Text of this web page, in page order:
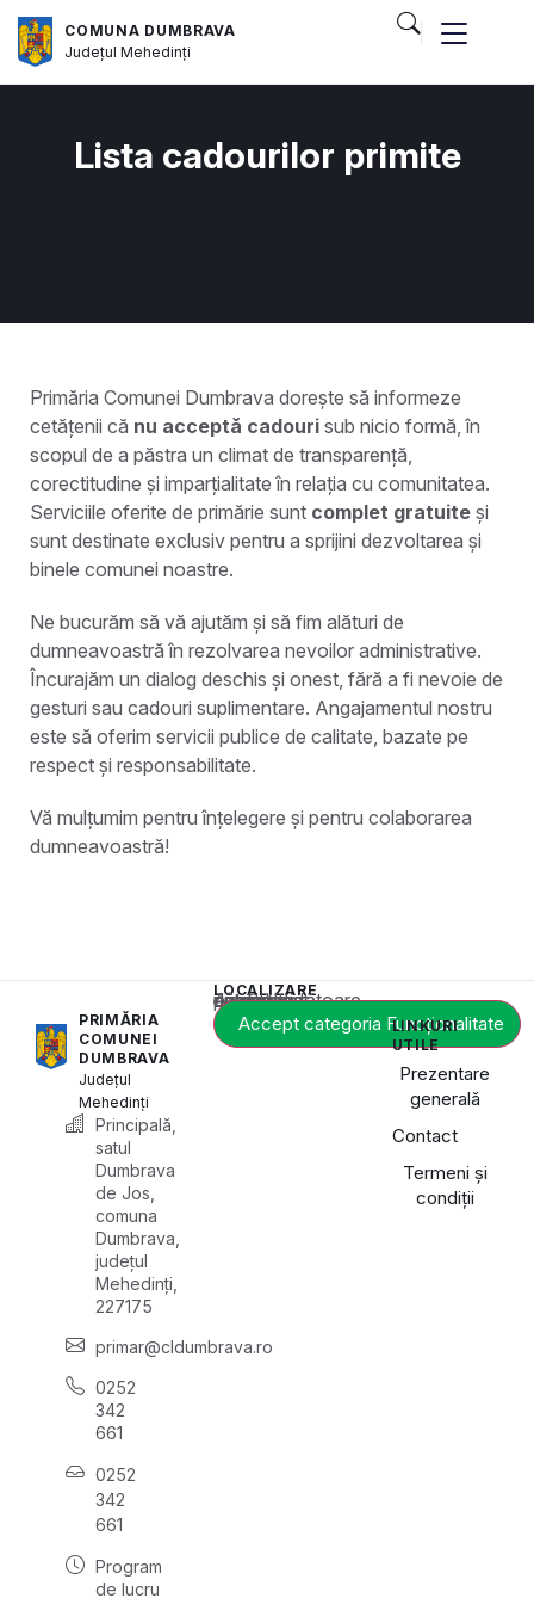
COMUNA DUMBRAVA
JudețulMehedinți
Lista cadourilor primite
Primăria Comunei Dumbrava dorește să informeze
cetățenii că nu acceptă cadouri sub nicio formă, în
scopul de a păstra un climat de transparență,
corectitudine și imparțialitate în relația cu comunitatea.
Serviciile oferite de primărie sunt complet gratuite și
sunt destinate exclusiv pentru a sprijini dezvoltarea și
binele comunei noastre.
Ne bucurăm să vă ajutăm și să fim alături de
dumneavoastră în rezolvarea nevoilor administrative.
Încurajăm un dialog deschis și onest, fără a fi nevoie de
gesturi sau cadouri suplimentare. Angajamentul nostru
este să oferim servicii publice de calitate, bazate pe
respect și responsabilitate.
Vă mulțumim pentru înțelegere și pentru colaborarea
dumneavoastră!
PRIMĂRIA
COMUNEI
DUMBRAVA
Județul
Mehedinți
Principală,
satul
Dumbrava
de Jos,
comuna
Dumbrava,
județul
Mehedinți,
227175
primar@cldumbrava.ro
0252
342
661
0252
342
661
Program
de lucru
LOCALIZARE
Acest conținut este blocat până când acceptați categoria corespunzătoare de cookie-uri.
Accept categoria Funcționalitate
LINKURI
UTILE
Prezentare
generală
Contact
Termeni și
condiții